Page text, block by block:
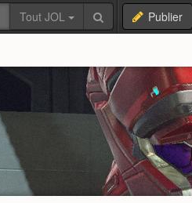
Tout JOL Publier